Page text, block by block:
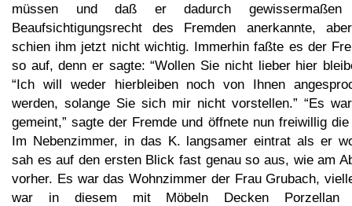
müssen und daß er dadurch gewissermaßen
Beaufsichtigungsrecht des Fremden anerkannte,
schien ihm jetzt nicht wichtig. Immerhin faßte es der
so auf, denn er sagte: “Wollen Sie nicht lieber hier
“Ich will weder hierbleiben noch von Ihnen
werden, solange Sie sich mir nicht vorstellen.” “Es
gemeint,” sagte der Fremde und öffnete nun freiwillig die
Im Nebenzimmer, in das K. langsamer eintrat als er
sah es auf den ersten Blick fast genau so aus, wie am
vorher. Es war das Wohnzimmer der Frau Grubach,
war in diesem mit Möbeln Decken Porzellan